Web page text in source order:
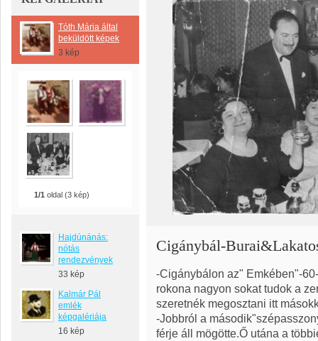
Tóth Mária által
beküldött képek
3 kép
1/1 oldal (3 kép)
Hajdúnánás:
nótás
rendezvények
33 kép
Kalmár Pál
emlék
képgalériája
16 kép
Cigánybál-
-Cigánybálon az" Emkében"-
rokona nagyon sokat tudok a
szeretnék megosztani itt
-Jobbról a
férje áll mögötte.Ő utána a